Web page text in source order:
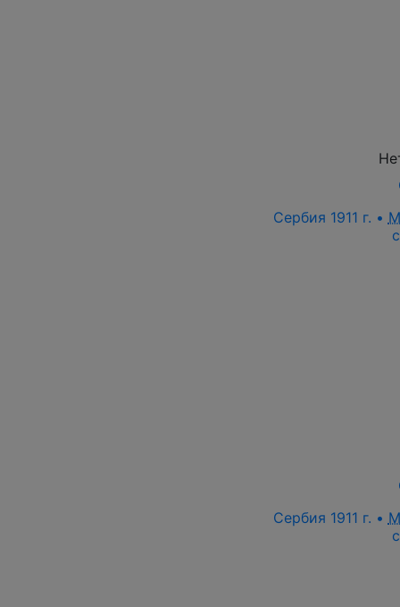
Сербия 1911 г. •
Сербия 1911 г. •